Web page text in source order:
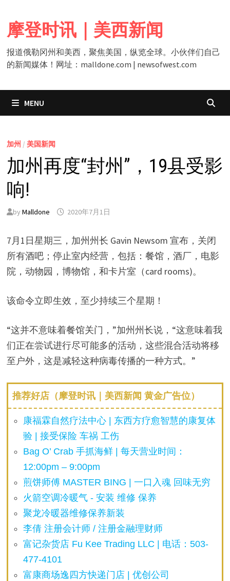
content
摩登时讯｜美西新闻
报道俄勒冈州和美西，聚焦美国，纵览全球。小伙伴们自己
的新闻媒体！网址：malldone.com | newsofwest.com
MENU
加州 / 美国新闻
加州再度“封州”，19县受影
响!
by Malldone 2020年7月1日
7月1日星期三，加州州长 Gavin Newsom 宣布，关闭
所有酒吧；停止室内经营，包括：餐馆，酒厂，电影
院，动物园，博物馆，和卡片室（card rooms)。
该命令立即生效，至少持续三个星期！
“这并不意味着餐馆关门，”加州州长说，“这意味着我
们正在尝试进行尽可能多的活动，这些混合活动将移
至户外，这是减轻这种病毒传播的一种方式。”
推荐好店（摩登时讯｜美西新闻 黄金广告位）
康福霖自然疗法中心 | 东西方疗愈智慧的康复体
验 | 接受保险 车祸 工伤
Bag O’ Crab 手抓海鲜 | 每天营业时间：
12:00pm – 9:00pm
煎饼师傅 MASTER BING | 一口入魂 回味无穷
火箭空调冷暖气 - 安装 维修 保养
聚龙冷暖器维修保养新装
李倩 注册会计师 / 注册金融理财师
富记杂货店 Fu Kee Trading LLC | 电话：503-
477-4101
富康商场逸四方快递门店 | 优创公司